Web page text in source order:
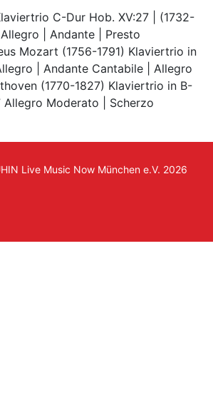
C-Dur Hob. XV:27 | (1732-
| Andante | Presto
Mozart (1756-1791) Klaviertrio in
| Andante Cantabile | Allegro
(1770-1827) Klaviertrio in B-
Allegro Moderato | Scherzo
Live Music Now München e.V. 2026